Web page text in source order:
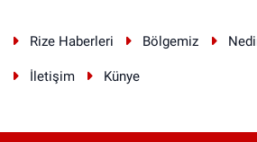
Rize Haberleri Bölgemiz
İletişim Künye